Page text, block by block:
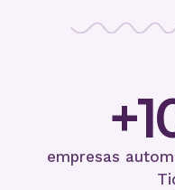
+
empresas